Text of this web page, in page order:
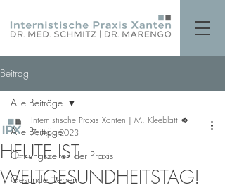
Beitrag
Alle Beiträge
Öffnungszeiten der Praxis
Gesünder Leben
Alle Beiträge
HEUTE IST
WELTGESUNDHEITSTAG!
Internistische Praxis Xanten | M. Kleeblatt 🍀
7. Apr. 2023